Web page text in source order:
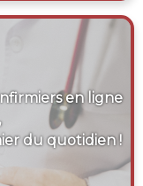
en ligne
du quotidien !